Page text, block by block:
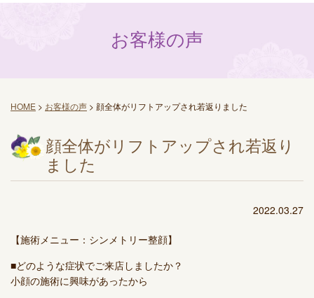
お客様の声
HOME > お客様の声 > 顔全体がリフトアップされ若返りました
顔全体がリフトアップされ若返り
ました
2022.03.27
【施術メニュー：シンメトリー整顔】
■どのような症状でご来店しましたか？
小顔の施術に興味があったから